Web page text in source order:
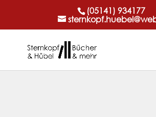
(05141) 934177